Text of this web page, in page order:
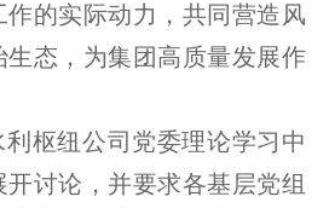
作的实际动力，共同营造风
态，为集团高质量发展作
枢纽公司党委理论学习中
讨论，并要求各基层党组